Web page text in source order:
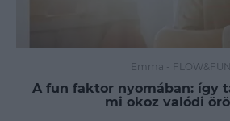
Emma - FLOW&FUN
A fun faktor nyomában: így
mi okoz valódi